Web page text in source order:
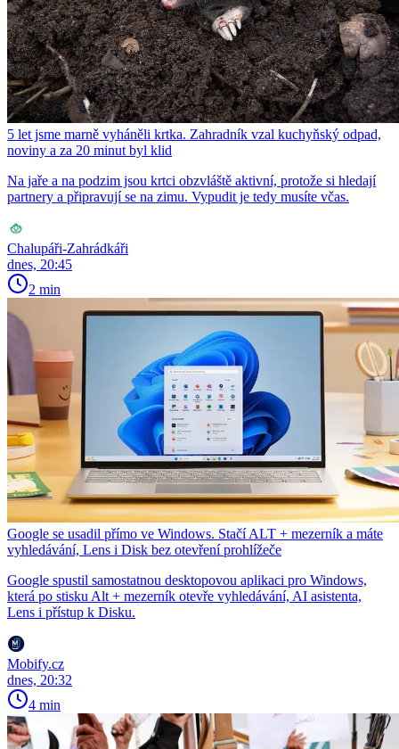
5 let jsme marně vyháněli krtka. Zahradník vzal kuchyňský odpad,
noviny a za 20 minut byl klid
Na jaře a na podzim jsou krtci obzvláště aktivní, protože si hledají
partnery a připravují se na zimu. Vypudit je tedy musíte včas.
Chalupáři-Zahrádkáři
dnes, 20:45
2 min
Google se usadil přímo ve Windows. Stačí ALT + mezerník a máte
vyhledávání, Lens i Disk bez otevření prohlížeče
Google spustil samostatnou desktopovou aplikaci pro Windows,
která po stisku Alt + mezerník otevře vyhledávání, AI asistenta,
Lens i přístup k Disku.
Mobify.cz
dnes, 20:32
4 min